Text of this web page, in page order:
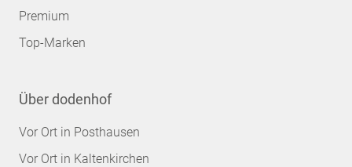
Premium
Top-Marken
Über dodenhof
Vor Ort in Posthausen
Vor Ort in Kaltenkirchen